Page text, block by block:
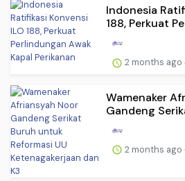
Indonesia
188, Perkuat
2 months ago
Wamenaker
Gandeng
2 months ago